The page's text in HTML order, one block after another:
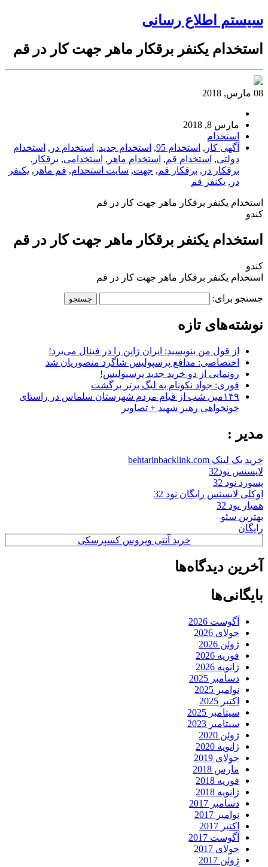
سیستم اطلاع رسانی
استخدام یکنفر برقکار ماهر جهت کار در قم
08 مارس, 2018
مارس 8, 2018
استخدام
آگهی کار , استخدام 95 , استخدام جدید, استخدام در , استخدام
دولتی, استخدام قم, استخدام ماهر , استخدامی, برقکار ,
برقکار در , برقکار قم, جهت, سایت استخدام, قم ماهر , یکنفر
در , یکنفر قم
استخدام یکنفر برقکار ماهر جهت کار در قم
کندو
استخدام یکنفر برقکار ماهر جهت کار در قم
کندو
استخدام یکنفر برقکار ماهر جهت کار در قم
جستجو برای:
نوشته‌های تازه
از قول من بنویسید: ایران ژاپن را در فینال می‌برد!
اختصاصی: مدافع پرسپولیس شاگرد منصوریان شد
رونمایی از دو خرید جدید پرسپولیس!
فوری: جواد نکونام به لیگ برتر برگشت
۱۴۹مین شب از قیام مردم شهرستان سلماس در راستای
خونخواهی رهبر شهید + تصاویر
مدیر :
خرید بک لینک behtarinbacklink.com
لایسنس نود32
پسورد نود 32
اوکلی لایسنس رایگان نود 32
همیار نود 32
بهترین سئو
رایگان
خرید آنتی ویروس کسپرسکی
آخرین دیدگاه‌ها
بایگانی‌ها
آگوست 2026
جولای 2026
ژوئن 2026
فوریه 2026
ژانویه 2026
دسامبر 2025
نوامبر 2025
اکتبر 2025
سپتامبر 2025
سپتامبر 2023
ژوئن 2020
ژانویه 2020
جولای 2019
مارس 2018
فوریه 2018
ژانویه 2018
دسامبر 2017
نوامبر 2017
اکتبر 2017
آگوست 2017
جولای 2017
ژوئن 2017